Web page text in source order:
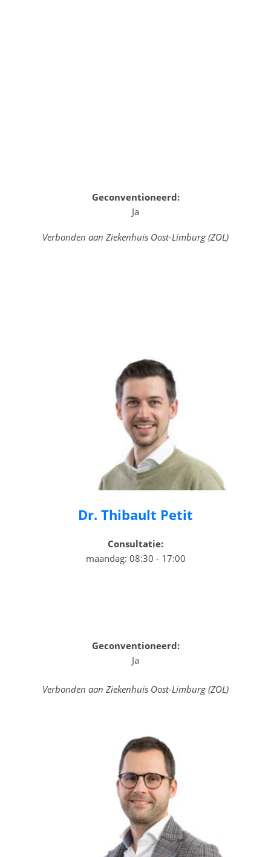
Geconventioneerd:
Ja
Verbonden aan Ziekenhuis Oost-Limburg (ZOL)
Dr. Thibault Petit
Consultatie:
maandag: 08:30 - 17:00
Geconventioneerd:
Ja
Verbonden aan Ziekenhuis Oost-Limburg (ZOL)